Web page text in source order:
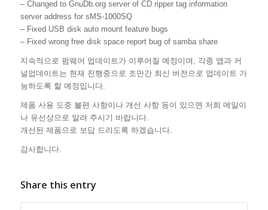
– Changed to GnuDb.org server of CD ripper tag information
server address for sMS-1000SQ
– Fixed USB disk auto mount feature bugs
– Fixed wrong free disk space report bug of samba share
지속적으로 펌웨어 업데이트가 이루어질 예정이며, 각종 앱과 커
널업데이트는 현재 진행중으로 조만간 최신 버전으로 업데이트 가
능하도록 할 예정입니다.
제품 사용 도중 불편 사항이나 개선 사항 등이 있으면 저희 메일이
나 유선상으로 알려 주시기 바랍니다.
개선된 제품으로 보답 드리도록 하겠습니다.
감사합니다.
Share this entry